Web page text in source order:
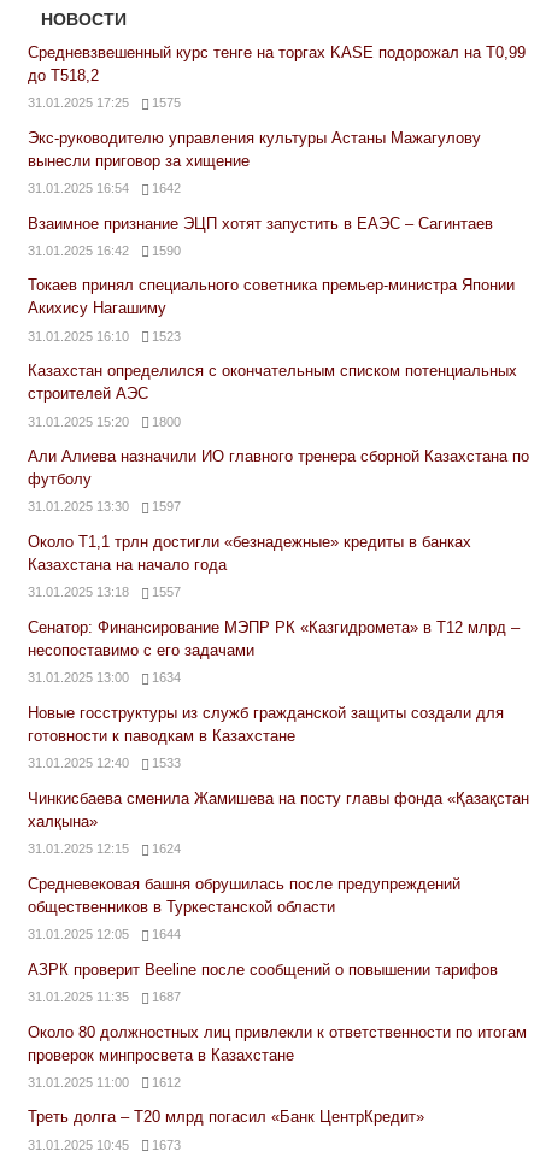
Posts
НОВОСТИ
Средневзвешенный курс тенге на торгах KASE подорожал на Т0,99
до Т518,2
31.01.2025 17:25 1575
Экс-руководителю управления культуры Астаны Мажагулову
вынесли приговор за хищение
31.01.2025 16:54 1642
Взаимное признание ЭЦП хотят запустить в ЕАЭС – Сагинтаев
31.01.2025 16:42 1590
Токаев принял специального советника премьер-министра Японии
Акихису Нагашиму
31.01.2025 16:10 1523
Казахстан определился с окончательным списком потенциальных
строителей АЭС
31.01.2025 15:20 1800
Али Алиева назначили ИО главного тренера сборной Казахстана по
футболу
31.01.2025 13:30 1597
Около Т1,1 трлн достигли «безнадежные» кредиты в банках
Казахстана на начало года
31.01.2025 13:18 1557
Сенатор: Финансирование МЭПР РК «Казгидромета» в Т12 млрд –
несопоставимо с его задачами
31.01.2025 13:00 1634
Новые госструктуры из служб гражданской защиты создали для
готовности к паводкам в Казахстане
31.01.2025 12:40 1533
Чинкисбаева сменила Жамишева на посту главы фонда «Қазақстан
халқына»
31.01.2025 12:15 1624
Средневековая башня обрушилась после предупреждений
общественников в Туркестанской области
31.01.2025 12:05 1644
АЗРК проверит Beeline после сообщений о повышении тарифов
31.01.2025 11:35 1687
Около 80 должностных лиц привлекли к ответственности по итогам
проверок минпросвета в Казахстане
31.01.2025 11:00 1612
Треть долга – Т20 млрд погасил «Банк ЦентрКредит»
31.01.2025 10:45 1673